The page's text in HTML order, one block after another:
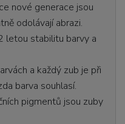
nové generace jsou
odolávají abrazi.
letou stabilitu barvy a
a každý zub je při
barva souhlasí.
pigmentů jsou zuby